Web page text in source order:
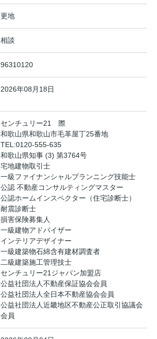
更地
相談
96310120
2026年08月18日
センチュリー21 際
和歌山県和歌山市毛革屋丁25番地
TEL:0120-555-635
和歌山県知事 (3) 第3764号
宅地建物取引士
一級ファイナンシャルプランニング技能士
公認 不動産コンサルティングマスター
公認ホームインスペクター（住宅診断士）
耐震診断士
損害保険募集人
一級建物アドバイザー
インテリアデザイナー
一級建築物石綿含有建材調査者
二級建築施工管理技士
センチュリー21ジャパン加盟店
公益社団法人不動産保証協会会員
公益社団法人全日本不動産協会会員
公益社団法人近畿地区不動産公正取引協議会
会員